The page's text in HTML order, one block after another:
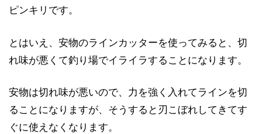
ピンキリです。
とはいえ、安物のラインカッターを使ってみると、切
れ味が悪くて釣り場でイライラすることになります。
安物は切れ味が悪いので、力を強く入れてラインを切
ることになりますが、そうすると刃こぼれしてきてす
ぐに使えなくなります。